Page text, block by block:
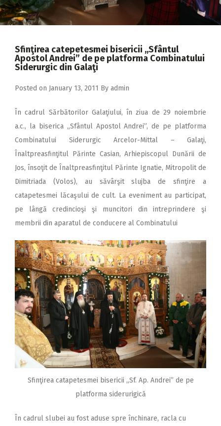
2018
2017
2015
2012
2010
2009
Sfinţirea catepetesmei bisericii ,,Sfântul
Apostol Andrei” de pe platforma Combinatului
Siderurgic din Galaţi
Posted on January 13, 2011 By admin
În cadrul Sărbătorilor Galaţiului, în ziua de 29 noiembrie
a.c., la biserica „Sfântul Apostol Andrei”, de pe platforma
Combinatului Siderurgic Arcelor-Mittal – Galaţi,
Înaltpreasfinţitul Părinte Casian, Arhiepiscopul Dunării de
Jos, însoţit de Înaltpreasfinţitul Părinte Ignatie, Mitropolit de
Dimitriada (Volos), au săvârşit slujba de sfinţire a
catapetesmei lăcaşului de cult. La eveniment au participat,
pe lângă credincioşi şi muncitori din intreprindere şi
membrii din aparatul de conducere al Combinatului
Sfinţirea catapetesmei bisericii ,,Sf. Ap. Andrei” de pe
platforma siderurigică
În cadrul slubei au fost aduse spre închinare, racla cu